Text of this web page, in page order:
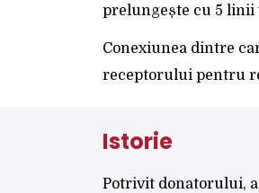
prelungește cu 5 linii
Conexiunea dintre
receptorului pentru
Istorie
Potrivit donatorului,